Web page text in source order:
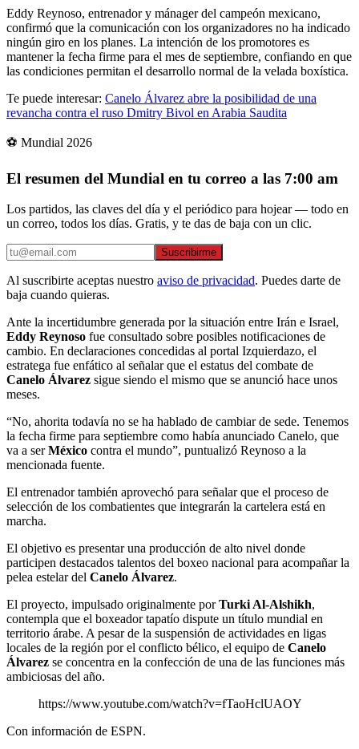
Eddy Reynoso, entrenador y mánager del campeón mexicano,
confirmó que la comunicación con los organizadores no ha indicado
ningún giro en los planes. La intención de los promotores es
mantener la fecha firme para el mes de septiembre, confiando en que
las condiciones permitan el desarrollo normal de la velada boxística.
Te puede interesar: Canelo Álvarez abre la posibilidad de una
revancha contra el ruso Dmitry Bivol en Arabia Saudita
⚽ Mundial 2026
El resumen del Mundial en tu correo a las 7:00 am
Los partidos, las claves del día y el periódico para hojear — todo en
un correo, todos los días. Gratis, y te das de baja con un clic.
Suscribirme
Al suscribirte aceptas nuestro aviso de privacidad. Puedes darte de
baja cuando quieras.
Ante la incertidumbre generada por la situación entre Irán e Israel,
Eddy Reynoso fue consultado sobre posibles notificaciones de
cambio. En declaraciones concedidas al portal Izquierdazo, el
estratega fue enfático al señalar que el estatus del combate de
Canelo Álvarez sigue siendo el mismo que se anunció hace unos
meses.
“No, ahorita todavía no se ha hablado de cambiar de sede. Tenemos
la fecha firme para septiembre como había anunciado Canelo, que
va a serMéxico contra el mundo”, puntualizó Reynoso a la
mencionada fuente.
El entrenador también aprovechó para señalar que el proceso de
selección de los combatientes que integrarán la cartelera está en
marcha.
El objetivo es presentar una producción de alto nivel donde
participen destacados talentos del boxeo nacional para acompañar la
pelea estelar del Canelo Álvarez.
El proyecto, impulsado originalmente porTurki Al-Alshikh,
contempla que el boxeador tapatío dispute un título mundial en
territorio árabe. A pesar de la suspensión de actividades en ligas
locales de la región por el conflicto bélico, el equipo de Canelo
Álvarez se concentra en la confección de una de las funciones más
ambiciosas del año.
https://www.youtube.com/watch?v=fTaoHclUAOY
Con información de ESPN.